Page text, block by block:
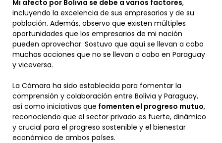
Mi afecto por Bolivia se debe a varios factores,
incluyendo la excelencia de sus empresarios y de su
población. Además, observo que existen múltiples
oportunidades que los empresarios de mi nación
pueden aprovechar. Sostuvo que aquí se llevan a cabo
muchas acciones que no se llevan a cabo en Paraguay
y viceversa.
La Cámara ha sido establecida para fomentar la
comprensión y colaboración entre Bolivia y Paraguay,
así como iniciativas que fomenten el progreso mutuo,
reconociendo que el sector privado es fuerte, dinámico
y crucial para el progreso sostenible y el bienestar
económico de ambos países.